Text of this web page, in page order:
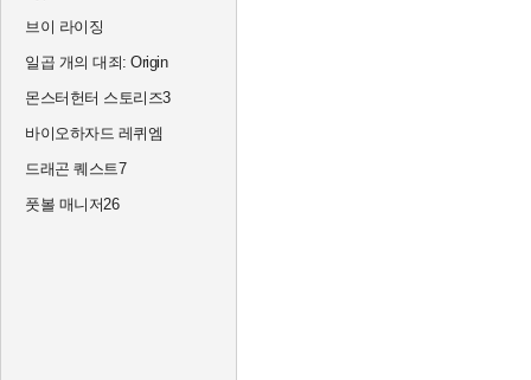
브이 라이징
일곱 개의 대죄: Origin
몬스터헌터 스토리즈3
바이오하자드 레퀴엠
드래곤 퀘스트7
풋볼 매니저26